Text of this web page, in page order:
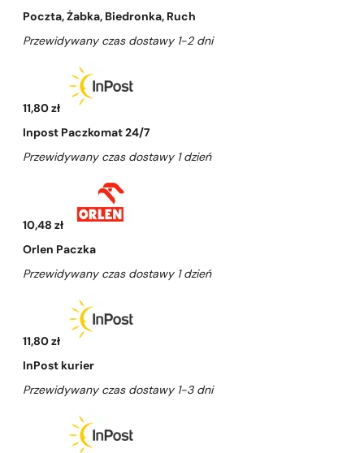
Poczta, Żabka, Biedronka, Ruch
Przewidywany czas dostawy 1-2 dni
11,80 zł
Inpost Paczkomat 24/7
Przewidywany czas dostawy 1 dzień
10,48 zł
Orlen Paczka
Przewidywany czas dostawy 1 dzień
11,80 zł
InPost kurier
Przewidywany czas dostawy 1-3 dni